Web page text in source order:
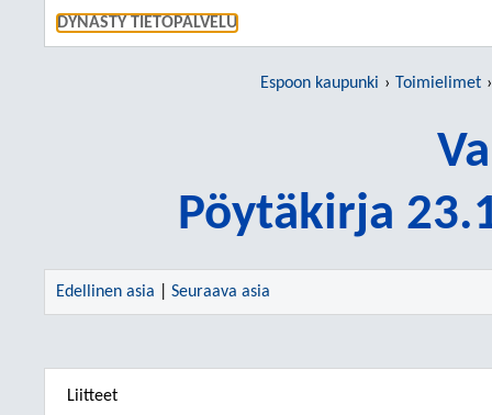
DYNASTY TIETOPALVELU
Espoon kaupunki Toimielimet
Pöytäkirja
Edellinen asia Seuraava asia
Liitteet